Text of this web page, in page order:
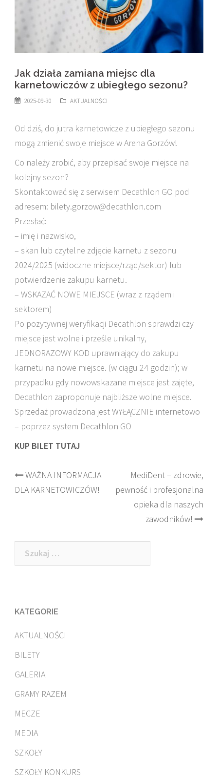
Jak działa zamiana miejsc dla
karnetowiczów z ubiegłego sezonu?
2025-09-30 AKTUALNOŚCI
Od dziś, do jutra karnetowicze z ubiegłego sezonu
mogą zmienić swoje miejsce wArena Gorzów!
Co należy zrobić, aby przepisać swoje miejsce na
kolejny sezon?
Skontaktować się z serwisem Decathlon GO pod
adresem: bilety.gorzow@decathlon.com
Przesłać:
– imię i nazwisko,
– skan lub czytelne zdjęcie karnetu z sezonu
2024/2025 (widoczne miejsce/rząd/sektor) lub
potwierdzenie zakupu karnetu.
– WSKAZAĆ NOWE MIEJSCE (wraz z rządem i
sektorem)
Po pozytywnej weryfikacji Decathlon sprawdzi czy
miejsce jest wolne i prześle unikalny,
JEDNORAZOWY KOD uprawniający do zakupu
karnetu na nowe miejsce. (w ciągu 24 godzin); w
przypadku gdy nowowskazane miejsce jest zajęte,
Decathlon zaproponuje najbliższe wolne miejsce.
Sprzedaż prowadzona jest WYŁĄCZNIE internetowo
– poprzez system Decathlon GO
KUP BILET TUTAJ
Post
navigation
WAŻNA INFORMACJA
DLA KARNETOWICZÓW!
MediDent – zdrowie,
pewność i profesjonalna
opieka dla naszych
zawodników!
Szukaj:
KATEGORIE
AKTUALNOŚCI
BILETY
GALERIA
GRAMY RAZEM
MECZE
MEDIA
SZKOŁY
SZKOŁY KONKURS